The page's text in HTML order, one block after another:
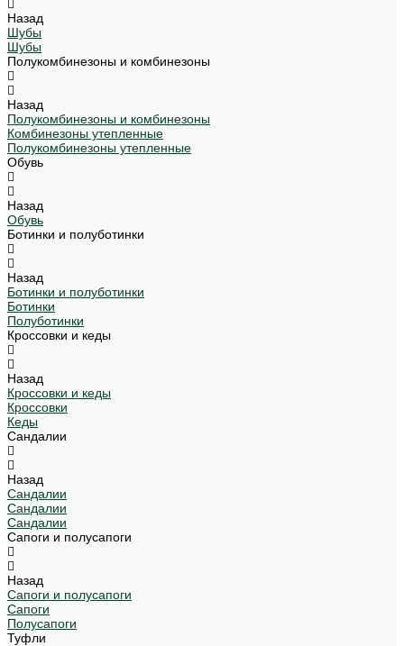
Назад
Шубы
Шубы
Полукомбинезоны и комбинезоны
Назад
Полукомбинезоны и комбинезоны
Комбинезоны утепленные
Полукомбинезоны утепленные
Обувь
Назад
Обувь
Ботинки и полуботинки
Назад
Ботинки и полуботинки
Ботинки
Полуботинки
Кроссовки и кеды
Назад
Кроссовки и кеды
Кроссовки
Кеды
Сандалии
Назад
Сандалии
Сандалии
Сандалии
Сапоги и полусапоги
Назад
Сапоги и полусапоги
Сапоги
Полусапоги
Туфли